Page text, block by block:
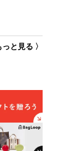
と見る 〉